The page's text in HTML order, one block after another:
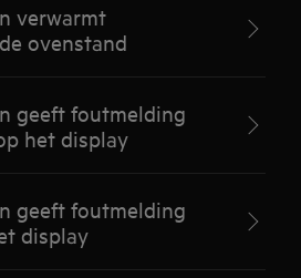
verwarmt
ovenstand
geeft foutmelding
het display
geeft foutmelding
display